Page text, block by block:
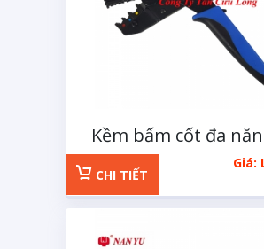
Kềm bấm cốt đa
loại lớn
Giá:
CHI TIẾT